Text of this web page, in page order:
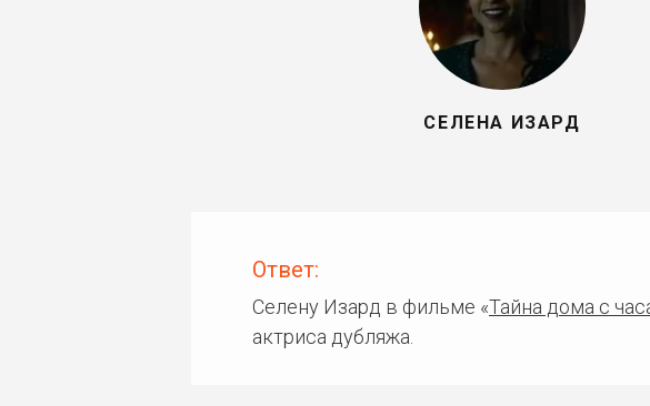
СЕЛЕНА ИЗАРД
Ответ:
Селену Изард в фильме «Тайна дома с
актриса дубляжа.